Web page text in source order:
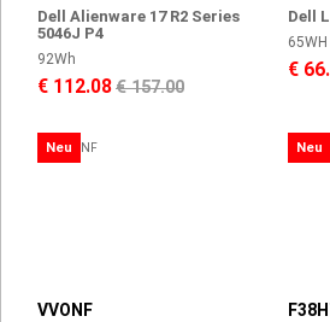
Dell Alienware 17 R2 Series
5046J P4
92Wh
€ 112.08€ 157.00
Dell
65WH
€
Neu
VVONF
Neu